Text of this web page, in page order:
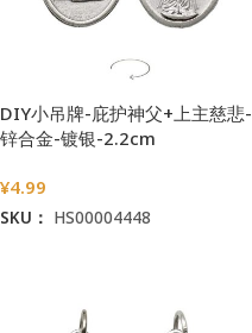
DIY小吊牌-庇护神父+上主慈悲-
锌合金-镀银-2.2cm
¥4.99
SKU： HS00004448